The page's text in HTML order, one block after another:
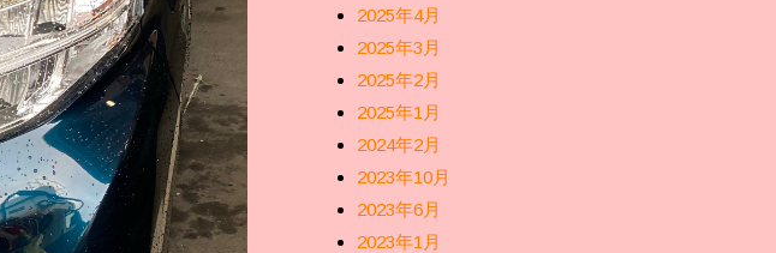
2025年4月
2025年3月
2025年2月
2025年1月
2024年2月
2023年10月
2023年6月
2023年1月